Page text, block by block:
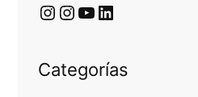
Categorías